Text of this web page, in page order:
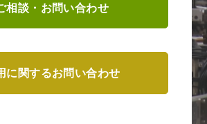
相談・お問い合わせ
に関するお問い合わせ